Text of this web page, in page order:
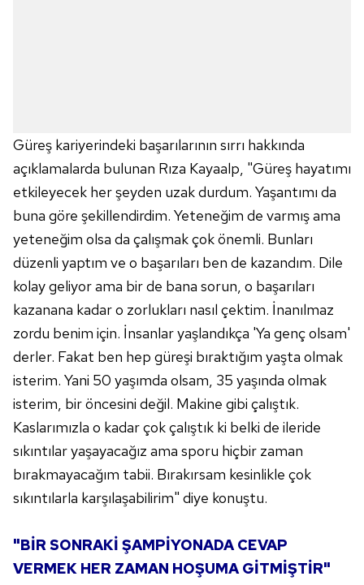
Güreş kariyerindeki başarılarının sırrı hakkında
açıklamalarda bulunan Rıza Kayaalp, "Güreş hayatımı
etkileyecek her şeyden uzak durdum. Yaşantımı da
buna göre şekillendirdim. Yeteneğim de varmış ama
yeteneğim olsa da çalışmak çok önemli. Bunları
düzenli yaptım ve o başarıları ben de kazandım. Dile
kolay geliyor ama bir de bana sorun, o başarıları
kazanana kadar o zorlukları nasıl çektim. İnanılmaz
zordu benim için. İnsanlar yaşlandıkça 'Ya genç olsam'
derler. Fakat ben hep güreşi bıraktığım yaşta olmak
isterim. Yani 50 yaşımda olsam, 35 yaşında olmak
isterim, bir öncesini değil. Makine gibi çalıştık.
Kaslarımızla o kadar çok çalıştık ki belki de ileride
sıkıntılar yaşayacağız ama sporu hiçbir zaman
bırakmayacağım tabii. Bırakırsam kesinlikle çok
sıkıntılarla karşılaşabilirim" diye konuştu.
"BİR SONRAKİ ŞAMPİYONADA CEVAP
VERMEK HER ZAMAN HOŞUMA GİTMİŞTİR"